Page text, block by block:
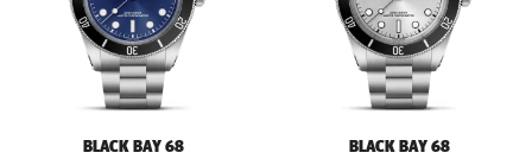
BLACK BAY 68 BLACK BAY 68